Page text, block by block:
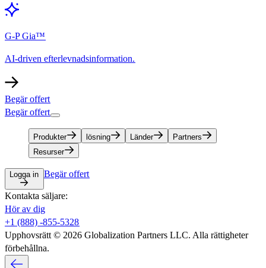
G-P Gia™​​
AI-driven efterlevnadsinformation.​​
Begär offert​​
Begär offert​​
Produkter​​ lösning​​ Länder​​
Partners​​
Resurser​​
Logga in​​ Begär offert​​
Kontakta säljare:​​
Hör av dig​​
+1 (888) -855-5328​​
Upphovsrätt © 2026 Globalization Partners LLC. Alla rättigheter
förbehållna.​​